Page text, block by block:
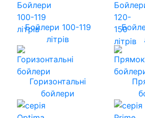
Бойлери 100-119
літрів
Горизонтальні
бойлери